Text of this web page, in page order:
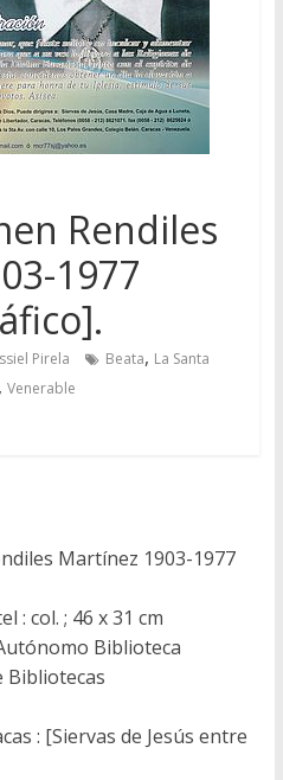
Rendiles
1977
Pirela Beata, La Santa
, Venerable
Martínez 1903-1977
: col. ; 46 x 31 cm
Biblioteca
Bibliotecas
: [Siervas de Jesús entre